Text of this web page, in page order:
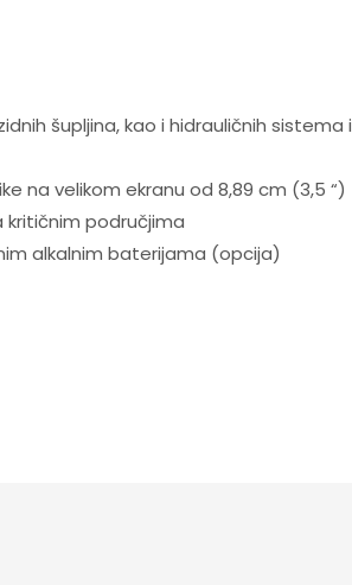
šupljina, kao i hidrauličnih sistema i
na velikom ekranu od 8,89 cm (3,5 “)
kritičnim područjima
alkalnim baterijama (opcija)